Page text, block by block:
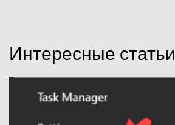
Интересные статьи